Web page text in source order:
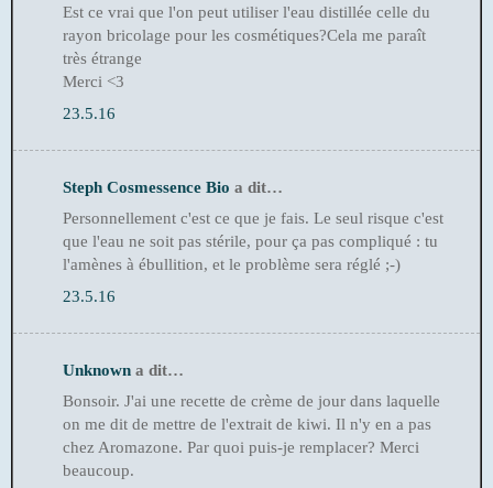
Est ce vrai que l'on peut utiliser l'eau distillée celle du
rayon bricolage pour les cosmétiques?Cela me paraît
très étrange
Merci <3
23.5.16
Steph Cosmessence Bio a dit…
Personnellement c'est ce que je fais. Le seul risque c'est
que l'eau ne soit pas stérile, pour ça pas compliqué : tu
l'amènes à ébullition, et le problème sera réglé ;-)
23.5.16
Unknown a dit…
Bonsoir. J'ai une recette de crème de jour dans laquelle
on me dit de mettre de l'extrait de kiwi. Il n'y en a pas
chez Aromazone. Par quoi puis-je remplacer? Merci
beaucoup.